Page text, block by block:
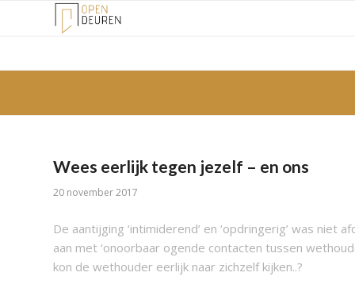
Wees eerlijk tegen jezelf – en ons
20 november 2017
De aantijging ‘intimiderend’ en ‘opdringerig’ was
aan met ‘onoorbaar ogende contacten tussen
kon de wethouder eerlijk naar zichzelf kijken..?